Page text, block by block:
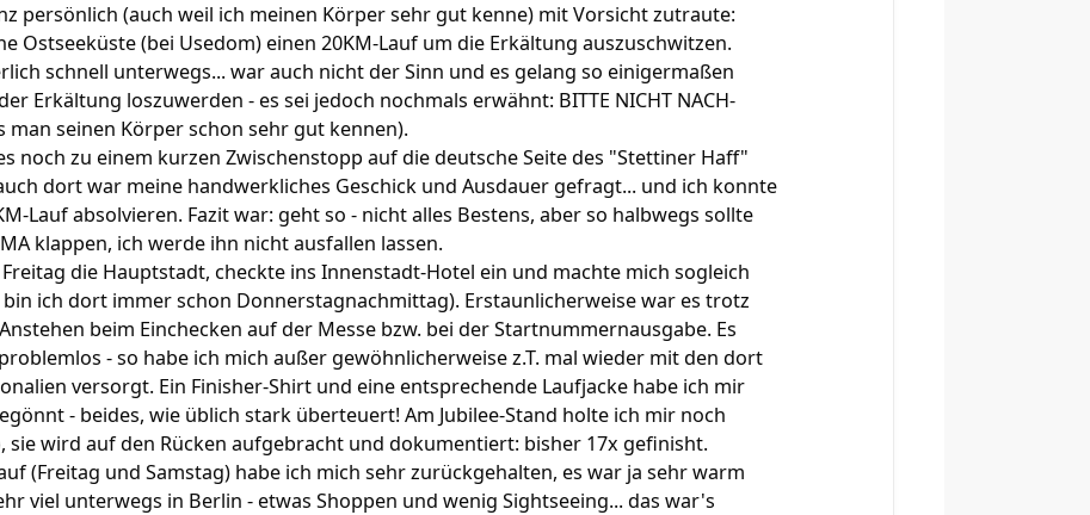
persönlich (auch weil ich meinen Körper sehr gut kenne) mit Vorsicht zutraute:
Ostseeküste (bei Usedom) einen 20KM-Lauf um die Erkältung auszuschwitzen.
schnell unterwegs... war auch nicht der Sinn und es gelang so einigermaßen
Erkältung loszuwerden - es sei jedoch nochmals erwähnt: BITTE NICHT NACH-
man seinen Körper schon sehr gut kennen).
noch zu einem kurzen Zwischenstopp auf die deutsche Seite des "Stettiner Haff"
dort war meine handwerkliches Geschick und Ausdauer gefragt... und ich konnte
Lauf absolvieren. Fazit war: geht so - nicht alles Bestens, aber so halbwegs sollte
klappen, ich werde ihn nicht ausfallen lassen.
die Hauptstadt, checkte ins Innenstadt-Hotel ein und machte mich sogleich
ich dort immer schon Donnerstagnachmittag). Erstaunlicherweise war es trotz
beim Einchecken auf der Messe bzw. bei der Startnummernausgabe. Es
- so habe ich mich außer gewöhnlicherweise z.T. mal wieder mit den dort
versorgt. Ein Finisher-Shirt und eine entsprechende Laufjacke habe ich mir
- beides, wie üblich stark überteuert! Am Jubilee-Stand holte ich mir noch
sie wird auf den Rücken aufgebracht und dokumentiert: bisher 17x gefinisht.
(Freitag und Samstag) habe ich mich sehr zurückgehalten, es war ja sehr warm
viel unterwegs in Berlin - etwas Shoppen und wenig Sightseeing... das war's